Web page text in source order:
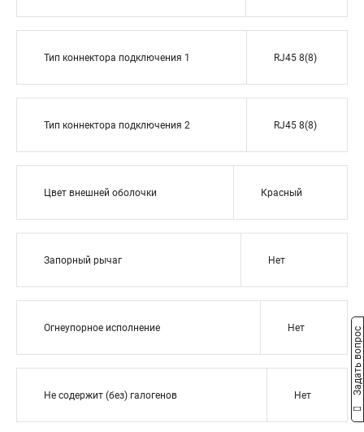
Тип коннектора подключения 1 RJ45 8(8)
Тип коннектора подключения 2 RJ45 8(8)
Цвет внешней оболочки Красный
Запорный рычаг Нет
Огнеупорное исполнение Нет
Не содержит (без) галогенов Нет Задать вопрос